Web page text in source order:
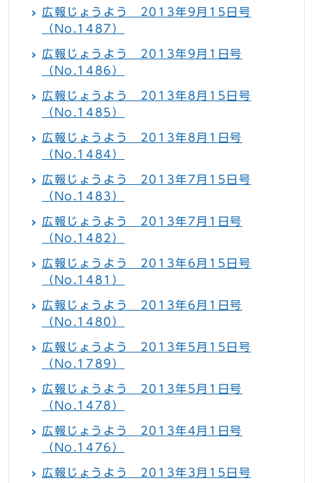
広報じょうよう 2013年9月15日号
（No.1487）
広報じょうよう 2013年9月1日号
（No.1486）
広報じょうよう 2013年8月15日号
（No.1485）
広報じょうよう 2013年8月1日号
（No.1484）
広報じょうよう 2013年7月15日号
（No.1483）
広報じょうよう 2013年7月1日号
（No.1482）
広報じょうよう 2013年6月15日号
（No.1481）
広報じょうよう 2013年6月1日号
（No.1480）
広報じょうよう 2013年5月15日号
（No.1789）
広報じょうよう 2013年5月1日号
（No.1478）
広報じょうよう 2013年4月1日号
（No.1476）
広報じょうよう 2013年3月15日号